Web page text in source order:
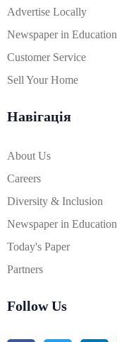
Advertise Locally
Newspaper in Education
Customer Service
Sell Your Home
Навігація
About Us
Careers
Diversity & Inclusion
Newspaper in Education
Today's Paper
Partners
Follow Us